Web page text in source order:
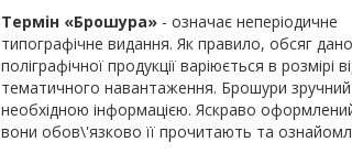
Термін «Брошура» - означає неперіодичне
типографічне видання. Як правило, обсяг
поліграфічної продукції варіюється в
тематичного навантаження. Брошури зручний
необхідною інформацією. Яскраво
вони обов\'язково її прочитають та